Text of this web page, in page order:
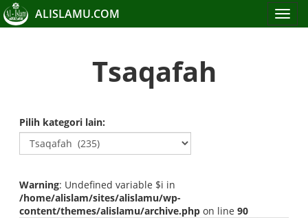
Toggle
ALISLAMU.COM
Tsaqafah
Pilih kategori lain:
Warning: Undefined variable $i in
/home/alislam/sites/alislamu/wp-
content/themes/alislamu/archive.php on line 90